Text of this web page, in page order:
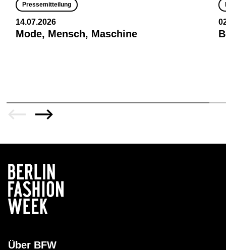
Pressemitteilung
14.07.2026
Mode, Mensch, Maschine
Über BFW